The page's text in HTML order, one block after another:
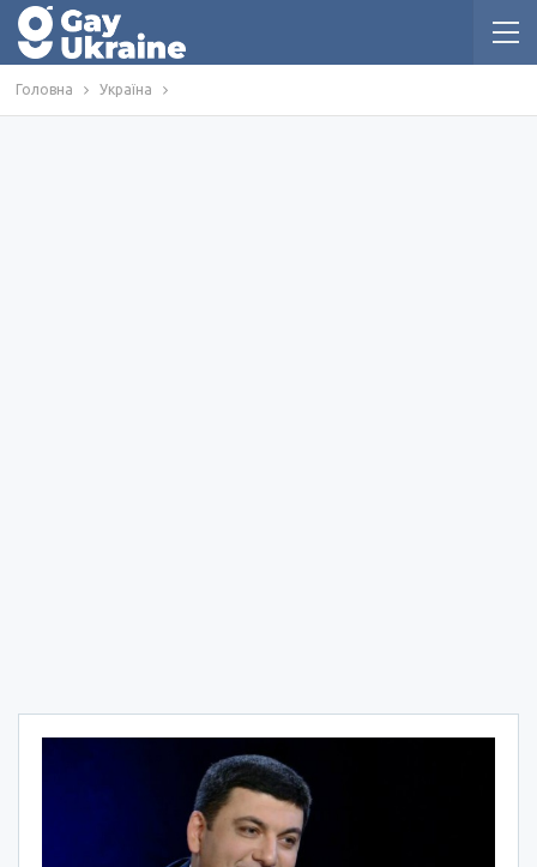
Головна Україна